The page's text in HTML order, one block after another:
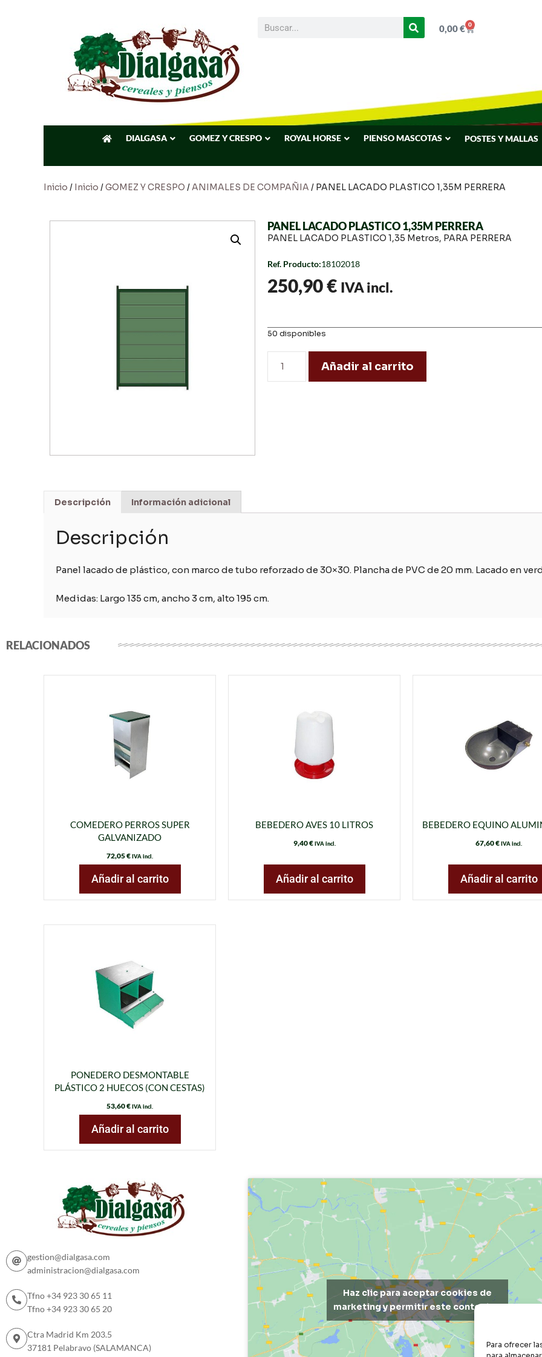
Para ofrecer
0,00€ 0
DIALGASA GOMEZ Y CRESPO ROYAL HORSE PIENSO MASCOTAS POSTES Y MALLAS
Inicio / Inicio /GOMEZ Y CRESPO /ANIMALES DE COMPAÑIA / PANEL LACADO PLASTICO 1,35M PERRERA
PANEL LACADO PLASTICO 1,35M PERRERA
PANEL LACADO PLASTICO 1,35 Metros, PARA PERRERA
Ref. Producto:18102018
250,90€ IVA incl.
50 disponibles
Añadir al carrito
Descripción Información adicional
Descripción
Panel lacado de plástico, con marco de tubo reforzado de 30×30. Plancha de PVC de 20 mm. Lacado en
Medidas: Largo 135 cm, ancho 3 cm, alto 195 cm.
RELACIONADOS
COMEDERO PERROS SUPER
GALVANIZADO
72,05€IVA incl.
Añadir al carrito
BEBEDERO AVES 10 LITROS
9,40€ IVA incl.
Añadir al carrito
BEBEDERO EQUINO
67,60€IVA incl.
Añadir al carrito
PONEDERO DESMONTABLE
PLÁSTICO 2 HUECOS (CON CESTAS)
53,60€IVA incl.
Añadir al carrito
gestion@dialgasa.com
administracion@dialgasa.com
Tfno +34 923 30 65 11
Tfno +34 923 30 65 20
Ctra Madrid Km 203.5
37181 Pelabravo (SALAMANCA)
Haz clic para aceptar cookies de
marketing y permitir este contenido